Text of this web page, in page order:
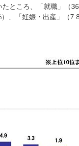
ところ、「就職」（
、「妊娠・出産」（